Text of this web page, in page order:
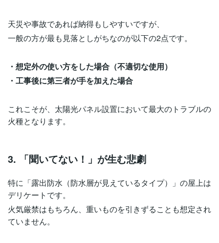
天災や事故であれば納得もしやすいですが、
一般の方が最も見落としがちなのが以下の2点です。
・想定外の使い方をした場合（不適切な使用）
・工事後に第三者が手を加えた場合
これこそが、太陽光パネル設置において最大のトラブルの
火種となります。
3. 「聞いてない！」が生む悲劇
特に「露出防水（防水層が見えているタイプ）」の屋上は
デリケートです。
火気厳禁はもちろん、重いものを引きずることも想定され
ていません。